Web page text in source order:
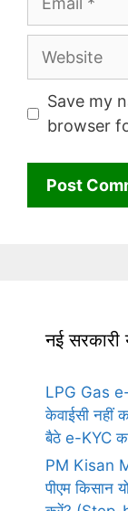
Website
Save my
browser
नई
LPG Gas
केवाईसी नहीं
बैठे e-KYC
PM Kisan
पीएम किसान